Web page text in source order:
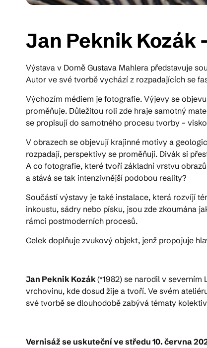
Jan Peknik Kozák
Výstava v Domě Gustava Mahlera představuje
Autor ve své tvorbě vychází z rozpadajících se
Výchozím médiem je fotografie. Výjevy se
proměňuje. Důležitou roli zde hraje samotný
se propisují do samotného procesu tvorby –
V obrazech se objevují krajinné motivy a
rozpadají, perspektivy se proměňují. Divák si
A co fotografie, které tvoří základní vrstvu
a stává se tak intenzivnější podobou reality?
Součástí výstavy je také instalace, která rozvíjí
inkoustu, sádry nebo písku, jsou zde zkoumána
rámci postmoderních procesů.
Celek doplňuje zvukový objekt, jenž propojuje
Jan Peknik Kozák (*1982) se narodil v
vrchovinu, kde dosud žije a tvoří. Ve svém
své tvorbě se dlouhodobě zabývá tématy
Vernisáž se uskuteční ve středu 10. června